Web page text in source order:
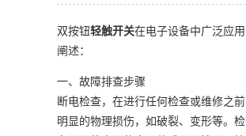
双按钮轻触开关在电子设备中广泛应
阐述：
一、故障排查步骤
断电检查，在进行任何检查或维修之
明显的物理损伤，如破裂、变形等。